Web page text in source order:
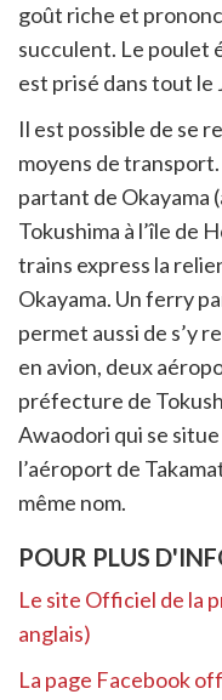
goût riche et
succulent. Le poulet
est prisé dans tout le
Il est possible de se
moyens de transport.
partant de Okayama
Tokushima à l’île de
trains express la
Okayama. Un ferry
permet aussi de s’y
en avion, deux
préfecture de
Awaodori qui se
l’aéroport de
même nom.
POUR PLUS
Le site Officiel de la
anglais)
La page Facebook